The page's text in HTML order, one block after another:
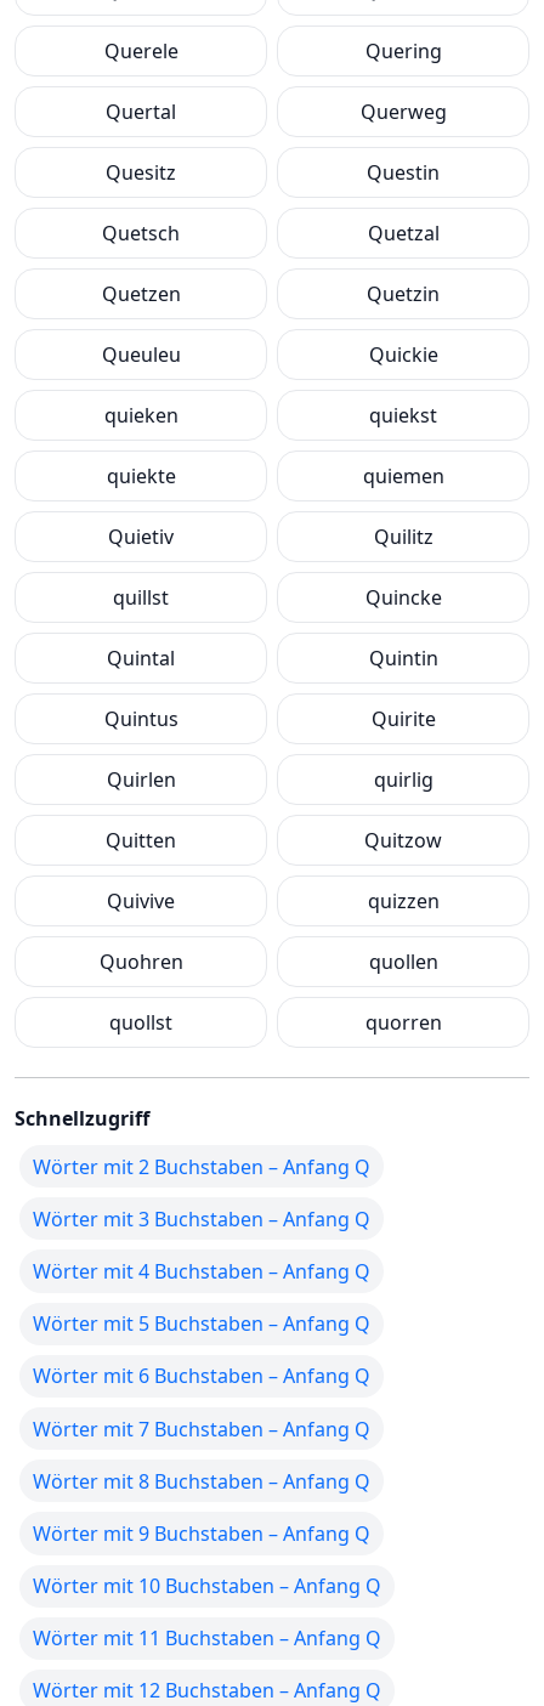
Querele Quering
Quertal Querweg
Quesitz Questin
Quetsch Quetzal
Quetzen Quetzin
Queuleu Quickie
quieken quiekst
quiekte quiemen
Quietiv Quilitz
quillst Quincke
Quintal Quintin
Quintus Quirite
Quirlen quirlig
Quitten Quitzow
Quivive quizzen
Quohren quollen
quollst quorren
Schnellzugriff
Wörter mit 2 Buchstaben – Anfang Q
Wörter mit 3 Buchstaben – Anfang Q
Wörter mit 4 Buchstaben – Anfang Q
Wörter mit 5 Buchstaben – Anfang Q
Wörter mit 6 Buchstaben – Anfang Q
Wörter mit 7 Buchstaben – Anfang Q
Wörter mit 8 Buchstaben – Anfang Q
Wörter mit 9 Buchstaben – Anfang Q
Wörter mit 10 Buchstaben – Anfang Q
Wörter mit 11 Buchstaben – Anfang Q
Wörter mit 12 Buchstaben – Anfang Q